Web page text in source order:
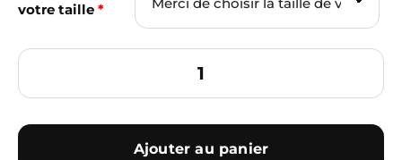
votre taille *
Ajouter au panier